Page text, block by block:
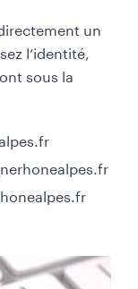
un
l’identité,
sous la